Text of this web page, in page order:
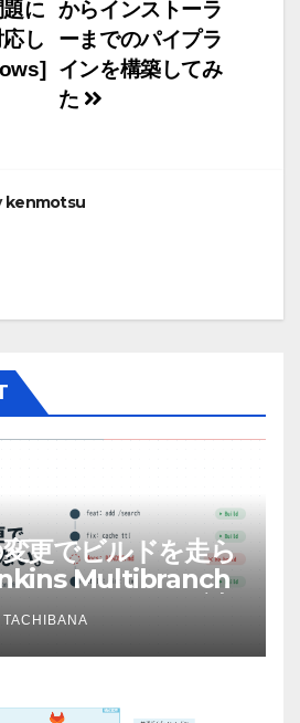
からインストーラ
ーまでのパイプラ
インを構築してみ
た
に
し
kenmotsu
更でビルドを走ら
Multibranch
extensionを試
TACHIBANA